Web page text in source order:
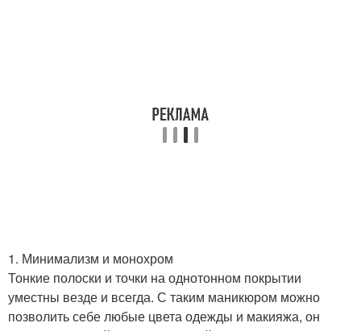
1. Минимализм и монохром
Тонкие полоски и точки на однотонном покрытии
уместны везде и всегда. С таким маникюром можно
позволить себе любые цвета одежды и макияжа, он